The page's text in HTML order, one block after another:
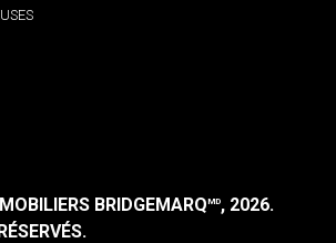
BRIDGEMARQMD, 2026.